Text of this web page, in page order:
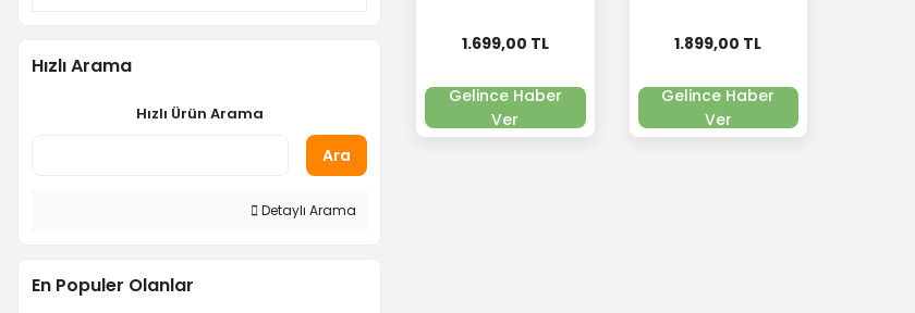
Hızlı Arama
Hızlı Ürün Arama
Ara
Detaylı Arama
En Populer Olanlar
1.699,00 TL
Gelince Haber
Ver
1.899,00 TL
Gelince Haber
Ver